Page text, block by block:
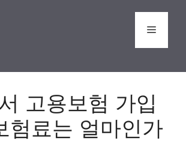
Menu
고용보험 가입
험료는 얼마인가